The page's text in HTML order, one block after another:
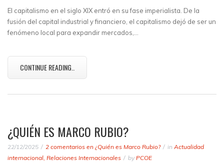
El capitalismo en el siglo XIX entró en su fase imperialista. De la
fusión del capital industrial y financiero, el capitalismo dejó de ser un
fenómeno local para expandir mercados,…
CONTINUE READING..
¿QUIÉN ES MARCO RUBIO?
22/12/2025 2 comentarios en ¿Quién es Marco Rubio? in Actualidad
internacional Relaciones Internacionales by PCOE